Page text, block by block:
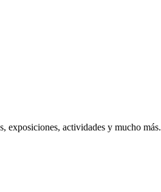
exposiciones, actividades y mucho más.